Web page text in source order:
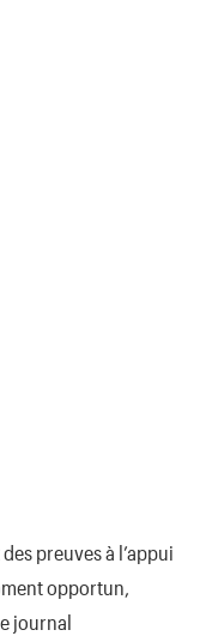
preuves à l’appui
opportun,
journal